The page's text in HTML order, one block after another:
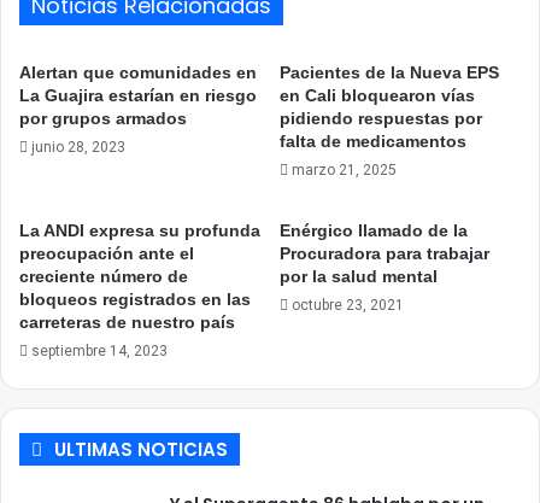
Alertan que comunidades en
La Guajira estarían en riesgo
por grupos armados
junio 28, 2023
Pacientes de la Nueva EPS
en Cali bloquearon vías
pidiendo respuestas por
falta de medicamentos
marzo 21, 2025
La ANDI expresa su profunda
preocupación ante el
creciente número de
bloqueos registrados en las
carreteras de nuestro país
septiembre 14, 2023
Enérgico llamado de la
Procuradora para trabajar
por la salud mental
octubre 23, 2021
ULTIMAS NOTICIAS